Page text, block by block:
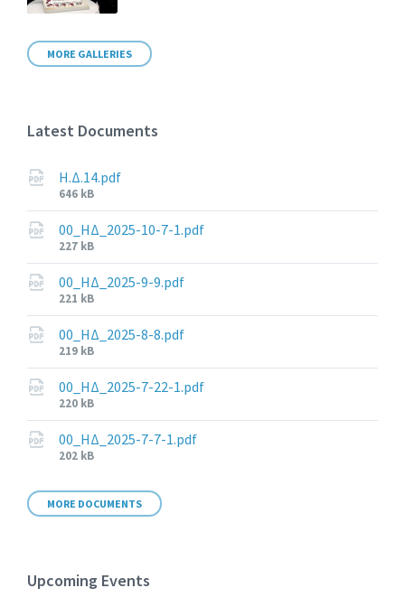
MORE GALLERIES
Latest Documents
Η.Δ.14.pdf
File
size:
646 kB
00_ΗΔ_2025-10-7-1.pdf
File
size:
227 kB
00_ΗΔ_2025-9-9.pdf
File
size:
221 kB
00_ΗΔ_2025-8-8.pdf
File
size:
219 kB
00_ΗΔ_2025-7-22-1.pdf
File
size:
220 kB
00_ΗΔ_2025-7-7-1.pdf
File
202 kB
MORE DOCUMENTS
Upcoming Events